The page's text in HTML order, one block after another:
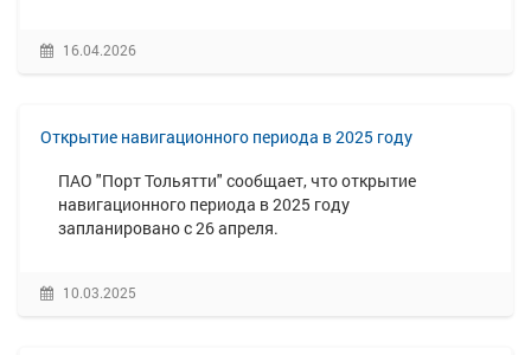
16.04.2026
Открытие навигационного периода в 2025 году
ПАО "Порт Тольятти" сообщает, что открытие
навигационного периода в 2025 году
запланировано с 26 апреля.
10.03.2025